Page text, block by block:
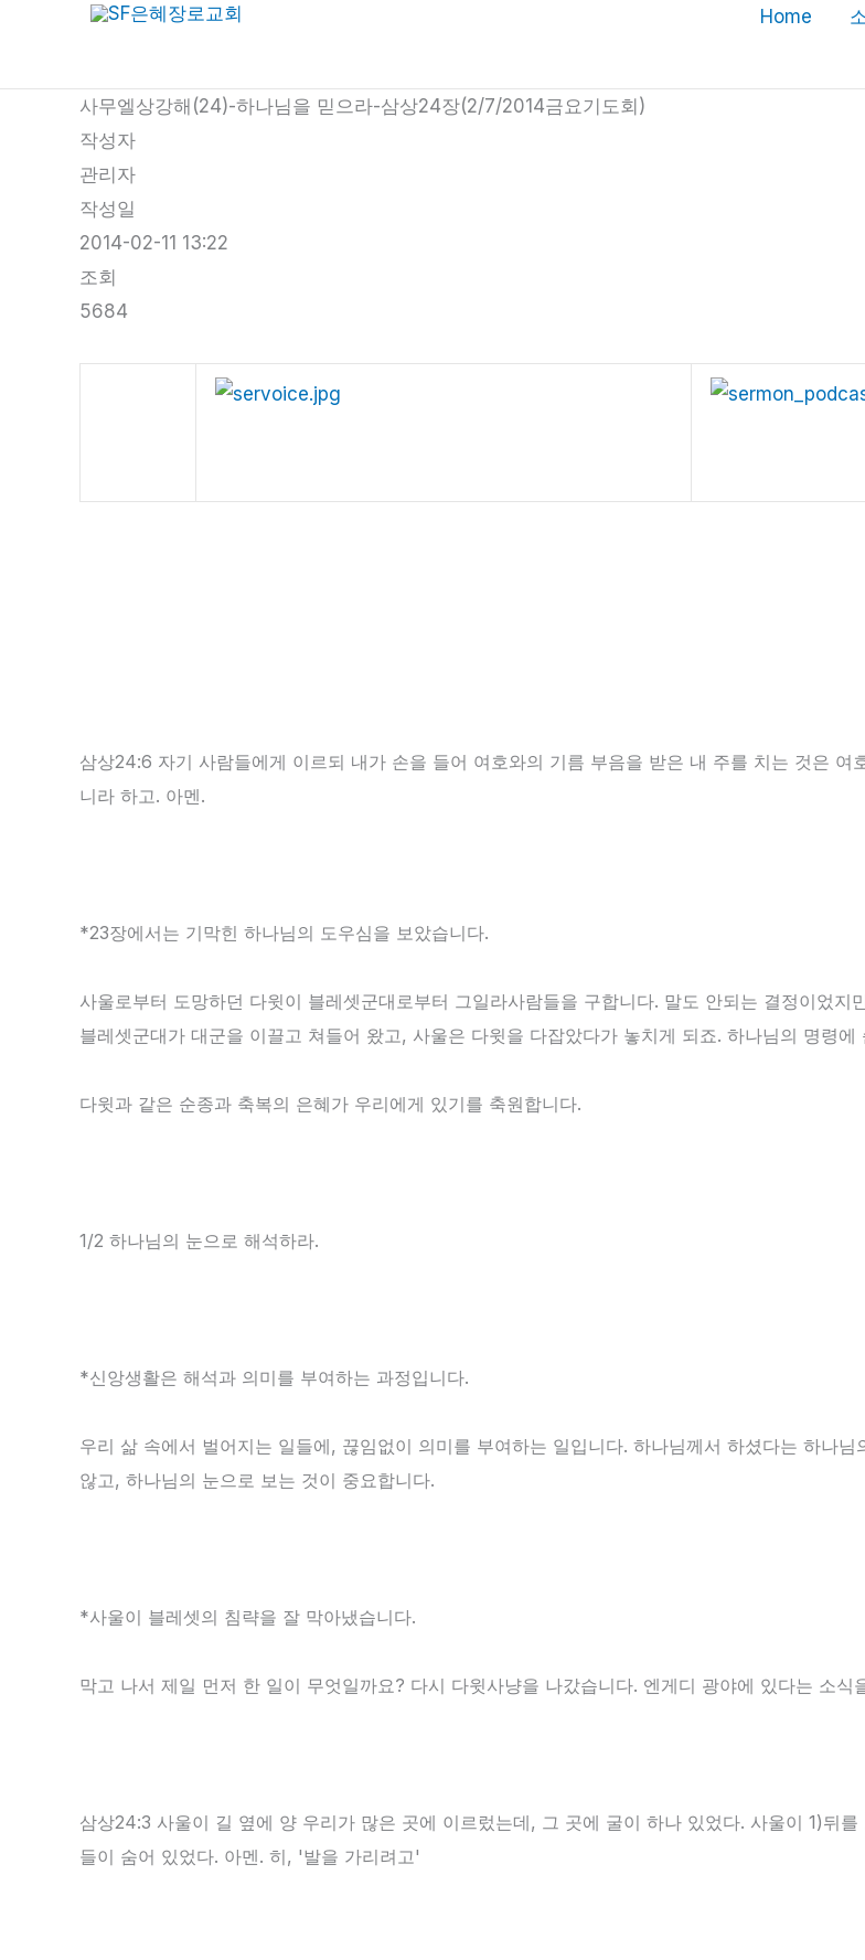
츠
Home
사무엘상강해(24)-하나님을 믿으라-삼상24장(2/7/2014금요기도회)
작성자
관리자
작성일
2014-02-11 13:22
조회
5684
삼상24:6 자기 사람들에게 이르되 내가 손을 들어 여호와의 기름 부음을 받은 내 주를 치는 것은
니라 하고. 아멘.
*23장에서는 기막힌 하나님의 도우심을 보았습니다.
사울로부터 도망하던 다윗이 블레셋군대로부터 그일라사람들을 구합니다. 말도 안되는 결정이었
블레셋군대가 대군을 이끌고 쳐들어 왔고, 사울은 다윗을 다잡았다가 놓치게 되죠. 하나님의 명령
다윗과 같은 순종과 축복의 은혜가 우리에게 있기를 축원합니다.
1/2 하나님의 눈으로 해석하라.
*신앙생활은 해석과 의미를 부여하는 과정입니다.
우리 삶 속에서 벌어지는 일들에, 끊임없이 의미를 부여하는 일입니다. 하나님께서 하셨다는 하나
않고, 하나님의 눈으로 보는 것이 중요합니다.
*사울이 블레셋의 침략을 잘 막아냈습니다.
막고 나서 제일 먼저 한 일이 무엇일까요? 다시 다윗사냥을 나갔습니다. 엔게디 광야에 있다는 소식
삼상24:3 사울이 길 옆에 양 우리가 많은 곳에 이르렀는데, 그 곳에 굴이 하나 있었다. 사울이 1)뒤
들이 숨어 있었다. 아멘. 히, '발을 가리려고'